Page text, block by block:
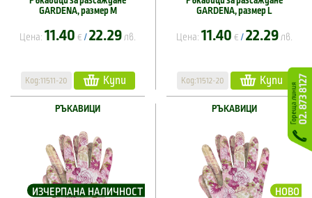
GARDENA, размер M
Цена: 11.40 € / 22.29 лв.
Код:11511-20 Купи
GARDENA, размер L
Цена: 11.40 € / 22.29 лв.
Код:11512-20 Купи
ИЗЧЕРПАНА НАЛИЧНОСТ
РЪКАВИЦИ
НОВО
РЪКАВИЦИ